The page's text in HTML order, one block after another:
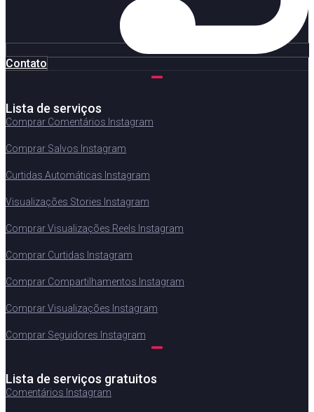
Contato
Lista de serviços
Comprar Comentários Instagram
Comprar Salvos Instagram
Curtidas Automáticas Instagram
Visualizações Stories Instagram
Comprar Visualizações Reels Instagram
Comprar Curtidas Instagram
Comprar Compartilhamentos Instagram
Comprar Visualizações Instagram
Comprar Seguidores Instagram
Lista de serviços gratuitos
Comentários Instagram